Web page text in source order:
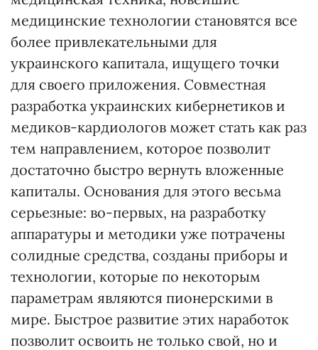
медицинские технологии становятся все
более привлекательными для
украинского капитала, ищущего точки
для своего приложения. Совместная
разработка украинских кибернетиков и
медиков-кардиологов может стать как раз
тем направлением, которое позволит
достаточно быстро вернуть вложенные
капиталы. Основания для этого весьма
серьезные: во-первых, на разработку
аппаратуры и методики уже потрачены
солидные средства, созданы приборы и
технологии, которые по некоторым
параметрам являются пионерскими в
мире. Быстрое развитие этих наработок
позволит освоить не только свой, но и